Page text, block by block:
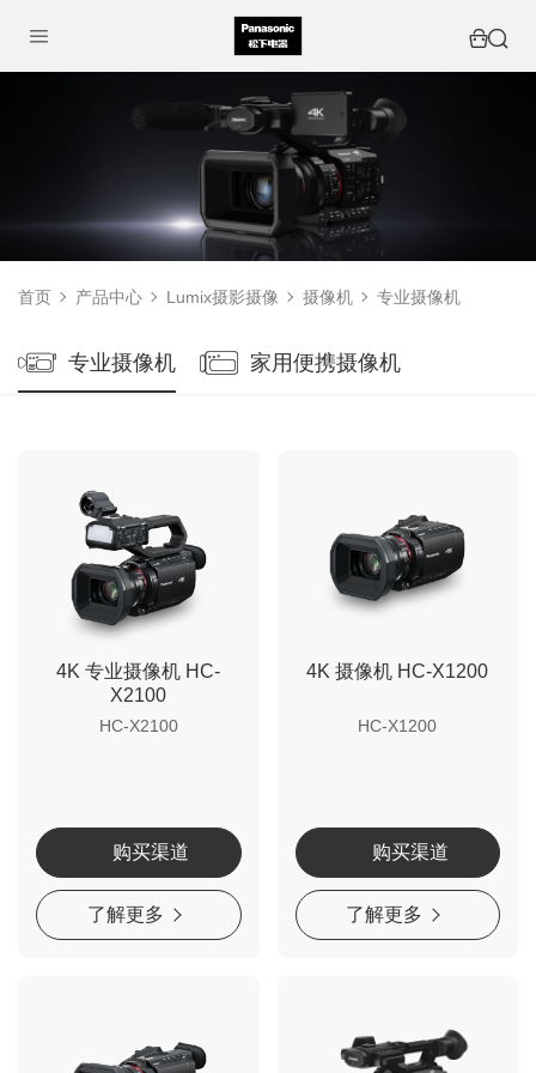
首页 产品中心 Lumix摄影摄像 摄像机 专业摄像机
专业摄像机 家用便携摄像机
4K 专业摄像机 HC-
X2100
HC-X2100
购买渠道
了解更多
4K 摄像机 HC-X1200
HC-X1200
购买渠道
了解更多